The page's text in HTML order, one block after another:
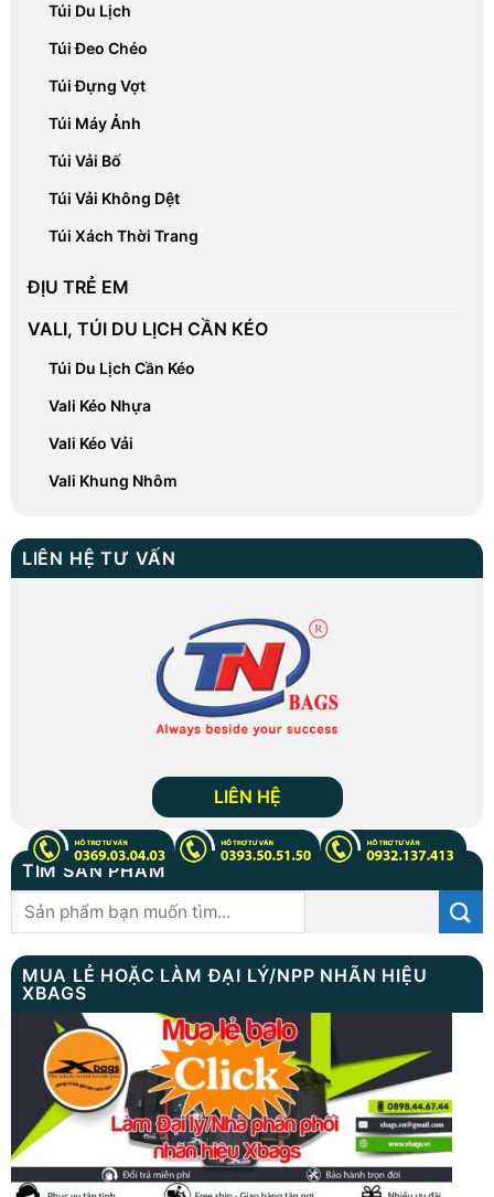
Túi Du Lịch
Túi Đeo Chéo
Túi Đựng Vợt
Túi Máy Ảnh
Túi Vải Bố
Túi Vải Không Dệt
Túi Xách Thời Trang
ĐỊU TRẺ EM
VALI, TÚI DU LỊCH CẦN KÉO
Túi Du Lịch Cần Kéo
Vali Kéo Nhựa
Vali Kéo Vải
Vali Khung Nhôm
LIÊN HỆ TƯ VẤN
LIÊN HỆ
TÌM SẢN PHẨM
Tìm
kiếm:
MUA LẺ HOẶC LÀM ĐẠI LÝ/NPP NHÃN HIỆU
XBAGS